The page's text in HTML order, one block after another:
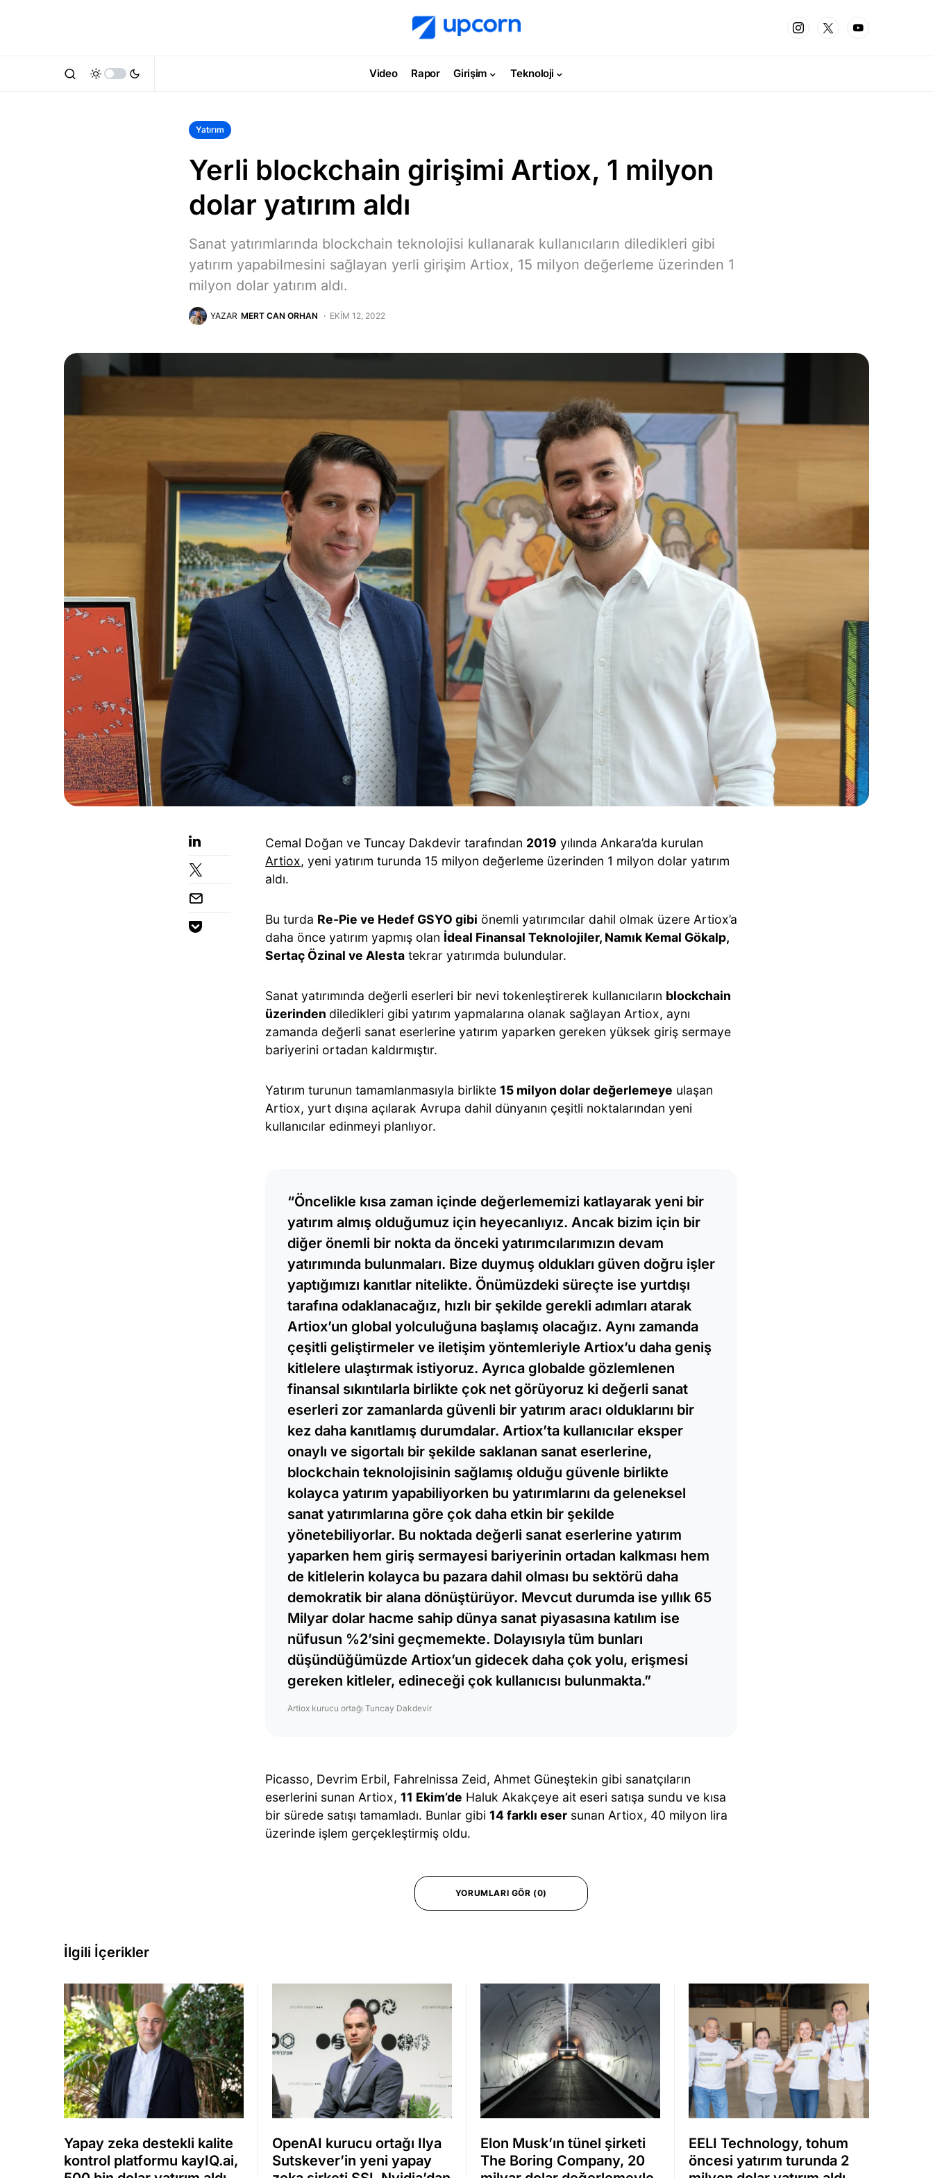
Video Rapor Girişim Teknoloji
Yatırım
Yerli blockchain girişimi Artiox, 1 milyon
dolar yatırım aldı
Sanat yatırımlarında blockchain teknolojisi kullanarak kullanıcıların diledikleri gibi
yatırım yapabilmesini sağlayan yerli girişim Artiox, 15 milyon değerleme üzerinden 1
milyon dolar yatırım aldı.
YAZAR MERT CAN ORHAN EKIM 12, 2022
Cemal Doğan ve Tuncay Dakdevir tarafından 2019 yılında Ankara’da kurulan
Artiox, yeni yatırım turunda 15 milyon değerleme üzerinden 1 milyon dolar yatırım
aldı.
Bu turda Re-Pie ve Hedef GSYO gibi önemli yatırımcılar dahil olmak üzere Artiox’a
daha önce yatırım yapmış olan İdeal Finansal Teknolojiler, Namık Kemal Gökalp,
Sertaç Özinal ve Alesta tekrar yatırımda bulundular.
Sanat yatırımında değerli eserleri bir nevi tokenleştirerek kullanıcıların blockchain
üzerinden diledikleri gibi yatırım yapmalarına olanak sağlayan Artiox, aynı
zamanda değerli sanat eserlerine yatırım yaparken gereken yüksek giriş sermaye
bariyerini ortadan kaldırmıştır.
Yatırım turunun tamamlanmasıyla birlikte 15 milyon dolar değerlemeye ulaşan
Artiox, yurt dışına açılarak Avrupa dahil dünyanın çeşitli noktalarından yeni
kullanıcılar edinmeyi planlıyor.
“Öncelikle kısa zaman içinde değerlememizi katlayarak yeni bir
yatırım almış olduğumuz için heyecanlıyız. Ancak bizim için bir
diğer önemli bir nokta da önceki yatırımcılarımızın devam
yatırımında bulunmaları. Bize duymuş oldukları güven doğru işler
yaptığımızı kanıtlar nitelikte. Önümüzdeki süreçte ise yurtdışı
tarafına odaklanacağız, hızlı bir şekilde gerekli adımları atarak
Artiox’un global yolculuğuna başlamış olacağız. Aynı zamanda
çeşitli geliştirmeler ve iletişim yöntemleriyle Artiox’u daha geniş
kitlelere ulaştırmak istiyoruz. Ayrıca globalde gözlemlenen
finansal sıkıntılarla birlikte çok net görüyoruz ki değerli sanat
eserleri zor zamanlarda güvenli bir yatırım aracı olduklarını bir
kez daha kanıtlamış durumdalar. Artiox’ta kullanıcılar eksper
onaylı ve sigortalı bir şekilde saklanan sanat eserlerine,
blockchain teknolojisinin sağlamış olduğu güvenle birlikte
kolayca yatırım yapabiliyorken bu yatırımlarını da geleneksel
sanat yatırımlarına göre çok daha etkin bir şekilde
yönetebiliyorlar. Bu noktada değerli sanat eserlerine yatırım
yaparken hem giriş sermayesi bariyerinin ortadan kalkması hem
de kitlelerin kolayca bu pazara dahil olması bu sektörü daha
demokratik bir alana dönüştürüyor. Mevcut durumda ise yıllık 65
Milyar dolar hacme sahip dünya sanat piyasasına katılım ise
nüfusun %2’sini geçmemekte. Dolayısıyla tüm bunları
düşündüğümüzde Artiox’un gidecek daha çok yolu, erişmesi
gereken kitleler, edineceği çok kullanıcısı bulunmakta.”
Artiox kurucu ortağı Tuncay Dakdevir
Picasso, Devrim Erbil, Fahrelnissa Zeid, Ahmet Güneştekin gibi sanatçıların
eserlerini sunan Artiox, 11 Ekim’de Haluk Akakçeye ait eseri satışa sundu ve kısa
bir sürede satışı tamamladı. Bunlar gibi 14 farklı eser sunan Artiox, 40 milyon lira
üzerinde işlem gerçekleştirmiş oldu.
YORUMLARI GÖR (0)
İlgili İçerikler
Yapay zeka destekli kalite
kontrol platformu kayIQ.ai,
OpenAI kurucu ortağı Ilya
Sutskever’in yeni yapay
Elon Musk’ın tünel şirketi
The Boring Company, 20
EELI Technology, tohum
öncesi yatırım turunda 2